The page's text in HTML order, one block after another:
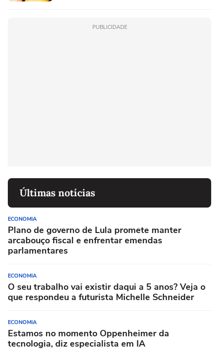
PUBLICIDADE
Últimas notícias
ECONOMIA
Plano de governo de Lula promete manter
arcabouço fiscal e enfrentar emendas
parlamentares
ECONOMIA
O seu trabalho vai existir daqui a 5 anos? Veja o
que respondeu a futurista Michelle Schneider
ECONOMIA
Estamos no momento Oppenheimer da
tecnologia, diz especialista em IA